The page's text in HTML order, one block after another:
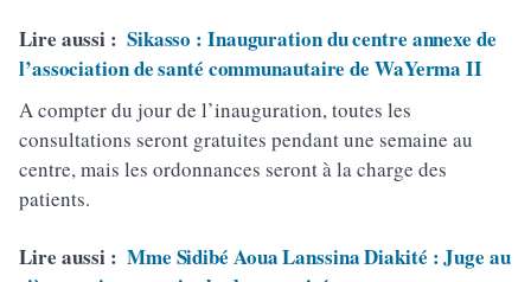
Lire aussi : Sikasso : Inauguration du centre annexe de
l’association de santé communautaire de WaYerma II
A compter du jour de l’inauguration, toutes les
consultations seront gratuites pendant une semaine au
centre, mais les ordonnances seront à la charge des
patients.
Lire aussi : Mme Sidibé Aoua Lanssina Diakité : Juge au